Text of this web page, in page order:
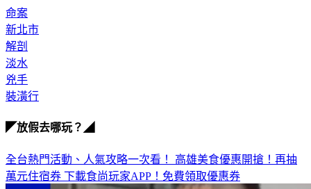
命案
新北市
解剖
淡水
兇手
裝潢行
◤放假去哪玩？◢
全台熱門活動、人氣攻略一次看！ 高雄美食優惠開搶！再抽
萬元住宿券 下載食尚玩家APP！免費領取優惠券